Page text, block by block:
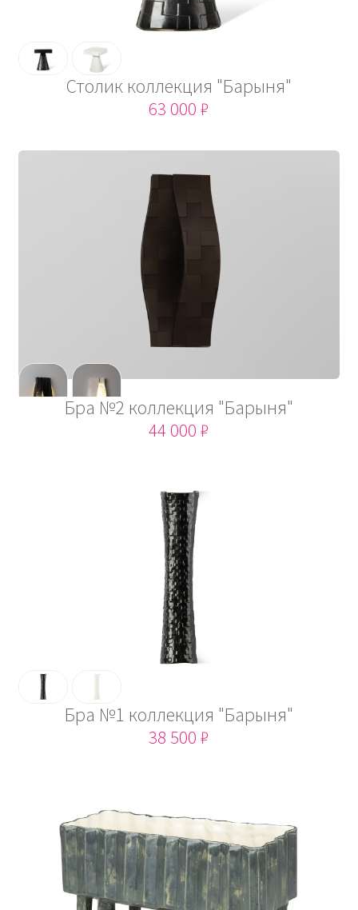
Столик коллекция "Барыня"
63 000 ₽
Бра №2 коллекция "Барыня"
44 000 ₽
Бра №1 коллекция "Барыня"
38 500 ₽